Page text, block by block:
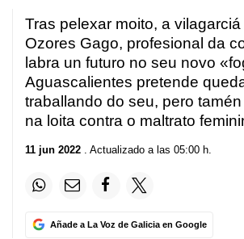
Tras pelexar moito, a
Ozores Gago, profesional da
labra un futuro no seu novo
Aguascalientes pretende
traballando do seu, pero
na loita contra o maltrato
11 jun 2022 . Actualizado a las 05:00 h.
Añade a La Voz de Galicia en Google